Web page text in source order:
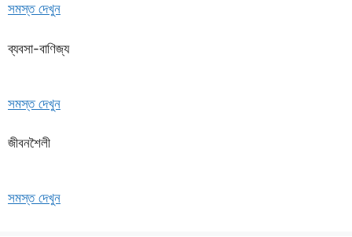
সমস্ত দেখুন
ব্যবসা-বাণিজ্য
সমস্ত দেখুন
জীবনশৈলী
সমস্ত দেখুন